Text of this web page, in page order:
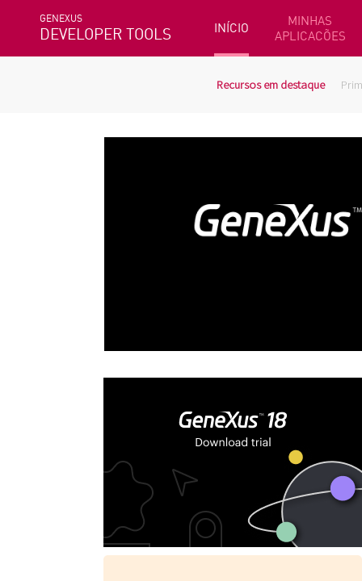
GENEXUS
DEVELOPER TOOLS INÍCIO
MINHAS
APLICACÕES
Recursos em destaque